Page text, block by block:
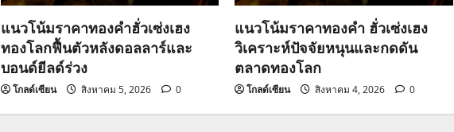
แนวโน้มราคาทองคำฮั่วเซ่งเฮง
ทองโลกฟื้นตัวหลังดอลลาร์และ
บอนด์ยีลด์ร่วง
โกลด์เซียน สิงหาคม 5, 2026 0
แนวโน้มราคาทองคำ ฮั่วเซ่งเฮง
วิเคราะห์ปัจจัยหนุนและกดดัน
ตลาดทองโลก
โกลด์เซียน สิงหาคม 4, 2026 0